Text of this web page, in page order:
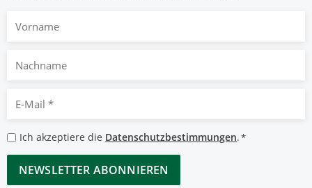
Nachname
Mail
*
Datenschutzbestimmungen
*
Ich akzeptiere die Datenschutzbestimmungen.*
CAPTCHA